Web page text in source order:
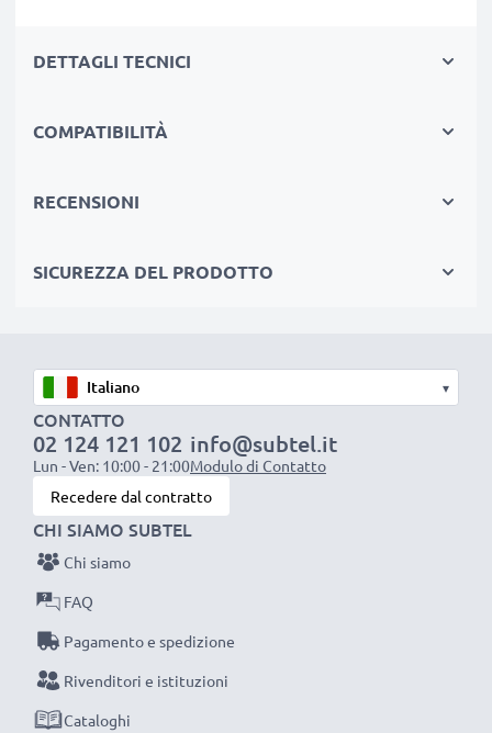
ricaricare
leggero, che non scalda né ingombra
componenti evitano un rapido logorio delle celle,
✔ Ricarica la tua batteria conformemente alla sua
+ Materiale piacevole al tatto
✔ Sicurezza certificata: protezione da corto circuito,
surriscaldamento e sovratensione
Caricatore subtel: un caricabatterie dall’ottimo
rapporto qualità-prezzo
AC Adapter / Power Supply:
Marca: subtel
Collegamento 1: Mini USB
Tensione di uscita / Output Volt: 5V
Amperaggio / Output ampere: 1A / 1000mA
DETTAGLI TECNICI
COMPATIBILITÀ
RECENSIONI
SICUREZZA DEL PRODOTTO
▾
CONTATTO
02 124 121 102
Lun - Ven: 10:00 - 21:00
info@subtel.it
Modulo di Contatto
Recedere dal contratto
CHI SIAMO SUBTEL
Chi siamo
FAQ
Pagamento e spedizione
Rivenditori e istituzioni
Cataloghi